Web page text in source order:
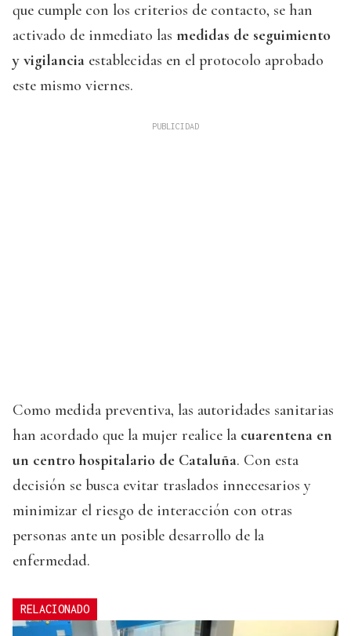
que cumple con los criterios de contacto, se han
activado de inmediato las medidas de seguimiento
y vigilancia establecidas en el protocolo aprobado
este mismo viernes.
Como medida preventiva, las autoridades sanitarias
han acordado que la mujer realice la cuarentena en
un centro hospitalario de Cataluña. Con esta
decisión se busca evitar traslados innecesarios y
minimizar el riesgo de interacción con otras
personas ante un posible desarrollo de la
enfermedad.
RELACIONADO